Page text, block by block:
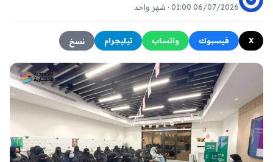
06/07/2026 01:00 · شهر واحد
X فيسبوك واتساب تيليجرام نسخ